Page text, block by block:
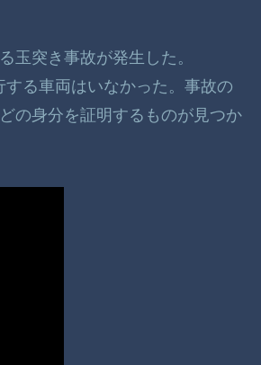
玉突き事故が発生した。
る車両はいなかった。事故の
の身分を証明するものが見つか